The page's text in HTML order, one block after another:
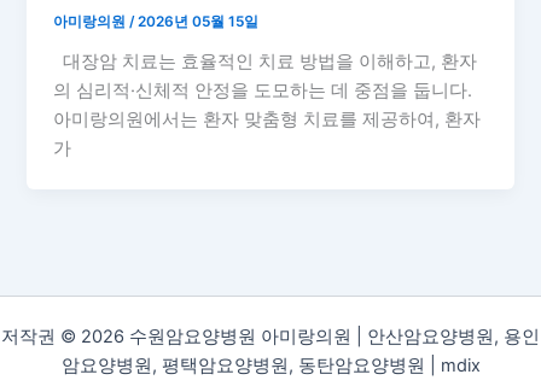
아미랑의원/2026년 05월 15일
대장암 치료는 효율적인 치료 방법을 이해하고, 환자
의 심리적·신체적 안정을 도모하는 데 중점을 둡니다.
아미랑의원에서는 환자 맞춤형 치료를 제공하여, 환자
가
저작권 © 2026 수원암요양병원 아미랑의원 | 안산암요양병원, 용인
암요양병원, 평택암요양병원, 동탄암요양병원 | mdix